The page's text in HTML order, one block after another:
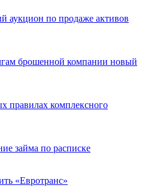
аукцион по продаже активов
брошенной компании новый
правилах комплексного
займа по расписке
«Евротранс»